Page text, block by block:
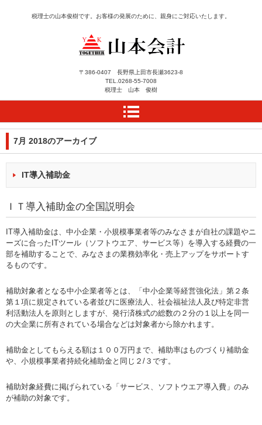
長野県上田市にある税理
士事務所 山本会計によ
うこそ
税理士の山本俊樹です。お客様の発展のために、親身にご対応いたします。
〒386-0407 長野県上田市長瀬3623-8
TEL. 0268-55-7008
税理士 山本 俊樹
7月 2018のアーカイブ
IT導入補助金
ＩＴ導入補助金の全国説明会
IT導入補助金は、中小企業・小規模事業者等のみなさまが自社の課題やニ
ーズに合ったITツール（ソフトウエア、サービス等）を導入する経費の一
部を補助することで、みなさまの業務効率化・売上アップをサポートす
るものです。
補助対象者となる中小企業者等とは、「中小企業等経営強化法」第２条
第１項に規定されている者並びに医療法人、社会福祉法人及び特定非営
利活動法人を原則としますが、発行済株式の総数の２分の１以上を同一
の大企業に所有されている場合などは対象者から除かれます。
補助金としてもらえる額は１００万円まで、補助率はものづくり補助金
や、小規模事業者持続化補助金と同じ２/３です。
補助対象経費に掲げられている「サービス、ソフトウエア導入費」のみ
が補助の対象です。